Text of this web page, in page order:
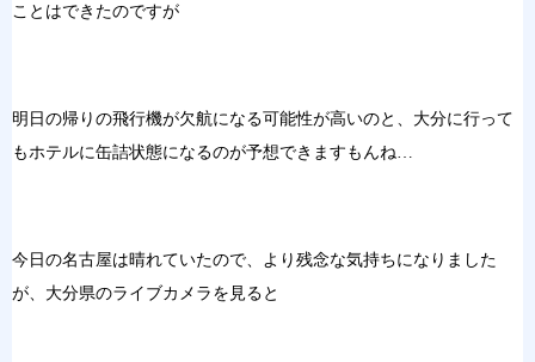
ことはできたのですが
明日の帰りの飛行機が欠航になる可能性が高いのと、大分に行って
もホテルに缶詰状態になるのが予想できますもんね…
今日の名古屋は晴れていたので、より残念な気持ちになりました
が、大分県のライブカメラを見ると